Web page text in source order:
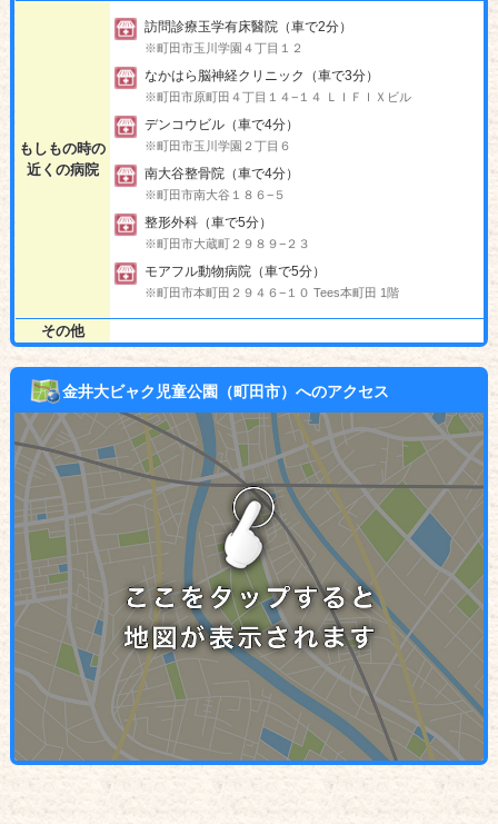
もしもの時の
近くの病院
訪問診療玉学有床醫院（車で2分）
※町田市玉川学園４丁目１２
なかはら脳神経クリニック（車で3分）
※町田市原町田４丁目１４−１４ ＬＩＦＩＸビル
デンコウビル（車で4分）
※町田市玉川学園２丁目６
南大谷整骨院（車で4分）
※町田市南大谷１８６−５
整形外科（車で5分）
※町田市大蔵町２９８９−２３
モアフル動物病院（車で5分）
※町田市本町田２９４６−１０ Tees本町田 1階
その他
金井大ビャク児童公園（町田市）へのアクセス